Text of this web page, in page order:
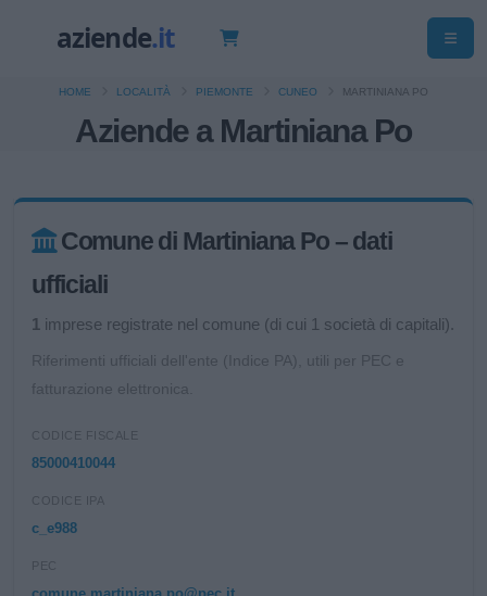
Aziende a Martiniana Po
HOME LOCALITÀ PIEMONTE CUNEO MARTINIANA PO
Comune di Martiniana Po – dati
ufficiali
1 imprese registrate nel comune (di cui 1 società di capitali).
Riferimenti ufficiali dell'ente (Indice PA), utili per PEC e
fatturazione elettronica.
CODICE FISCALE
85000410044
CODICE IPA
c_e988
PEC